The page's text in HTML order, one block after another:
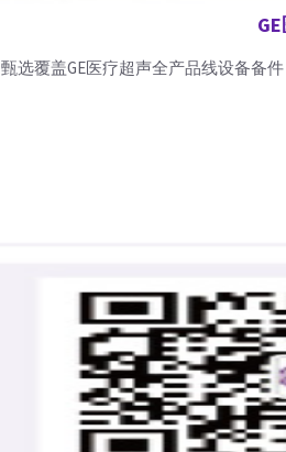
甄选覆盖GE医疗超声全产品线设备备